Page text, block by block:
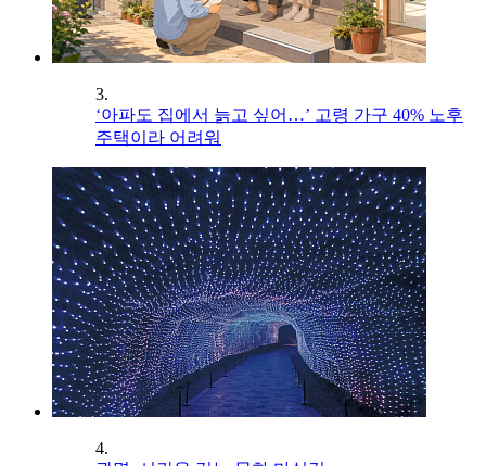
3.
‘아파도 집에서 늙고 싶어…’ 고령 가구 40% 노후
주택이라 어려워
4.